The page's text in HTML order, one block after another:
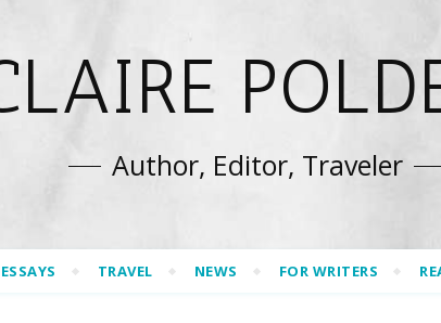
Author, Editor, Traveler
TRAVEL NEWS FOR WRITERS